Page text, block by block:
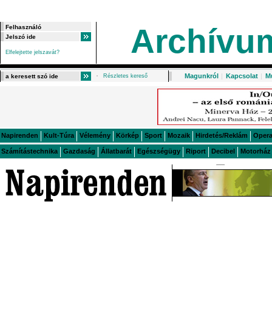
Elfelejtette jelszavát?
Részletes kereső Magunkról | Kapcsolat |
Napirenden Kult-Túra Vélemény Körkép Sport Mozaik Hirdetés/Reklám Opera
Számítástechnika Gazdaság Állatbarát Egészségügy Riport Decibel Motorház